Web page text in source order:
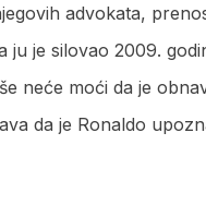
advokata,
ju je silovao 2009.
neće moći da je
da je Ronaldo